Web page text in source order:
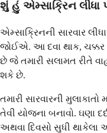
શું હું એમ્સાક્રિન લીધા
એમ્સાક્રિનની સારવાર
જોઈએ. આ દવા થાક,
છે જે તમારી સલામત રીતે
શકે છે.
તમારી સારવારની
તેવી યોજના બનાવો. ઘણા
અથવા દિવસો સુધી થાકેલા